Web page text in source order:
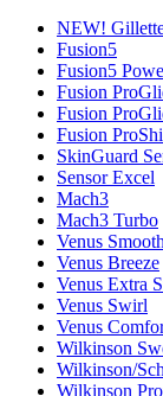
NEW!
Fusion5
Fusion5
Fusion
Fusion
Fusion
SkinGuard
Sensor Excel
Mach3
Mach3 Turbo
Venus Smooth
Venus Breeze
Venus Extra
Venus Swirl
Venus
Wilkinson
Wilkinson/
Wilkinson